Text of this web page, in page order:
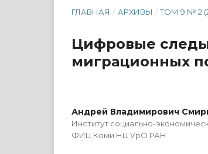
ГЛАВНАЯ / АРХИВЫ / ТОМ 9 № 2
Цифровые следы
миграционных
Андрей Владимирович
Институт социально-
ФИЦ Коми НЦ УрО РАН